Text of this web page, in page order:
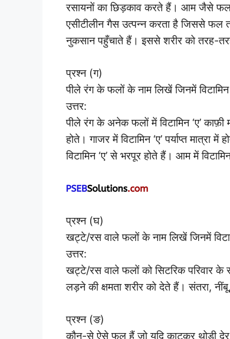
रसायनों का छिड़काव करते हैं। आम जैसे फल
एसीटीलीन गैस उत्पन्न करता है जिससे
नुकसान पहुँचाते हैं। इससे शरीर को तरह-तरह
प्रश्न (ग)
पीले रंग के फलों के नाम लिखें जिनमें विटामिन
उत्तर:
पीले रंग के अनेक फलों में विटामिन ‘ए’ काफ़ी
होते। गाजर में विटामिन ‘ए’ पर्याप्त
विटामिन ‘ए’ से भरपूर होते हैं। आम में
प्रश्न (घ)
खट्टे/रस वाले फलों के नाम लिखें जिनमें
उत्तर:
खट्टे/रस वाले फलों को सिटरिक परिवार के
लड़ने की क्षमता शरीर को देते हैं। संतरा,
प्रश्न (ङ)
कौन-से ऐसे फल हैं जो यदि काटकर थोड़ी